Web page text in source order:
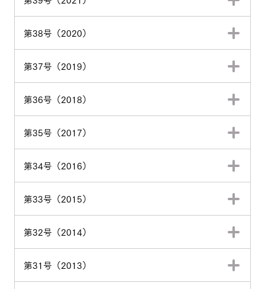
第38号（2020）
第37号（2019）
第36号（2018）
第35号（2017）
第34号（2016）
第33号（2015）
第32号（2014）
第31号（2013）